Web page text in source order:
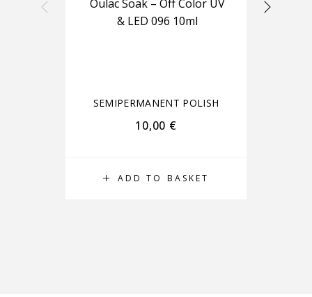
ADD TO BASKET
Oulac Soak – Off Color UV
& LED 096 10ml
SEMIPERMANENT POLISH
10,00 €